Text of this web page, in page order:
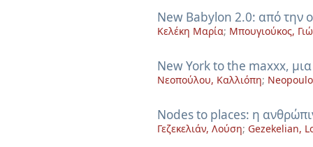
New Babylon 2.0: από την
Κελέκη Μαρία; Μπουγιούκος,
New York to the maxxx,
Νεοπούλου, Καλλιόπη;
Nodes to places: η
Γεζεκελιάν, Λούση; Gezekelian,